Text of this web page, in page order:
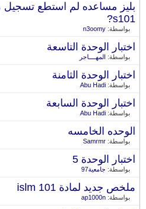
بليز مساعده لم استطع تسجيل
s101?
بواسطة:n3oomy
اختبار الوحدة التاسعة
بواسطة:المهــــاجر
اختبار الوحدة الثامنة
بواسطة:Abu Hadi
اختبار الوحدة السابعة
بواسطة:Abu Hadi
الوحده الخامسه
بواسطة:Samrmr
اختبار الوحدة 5
بواسطة:جامعية97
ملخص جديد لمادة islm 101
بواسطة:ap1000n